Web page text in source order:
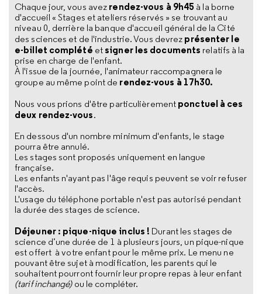
Chaque jour, vous avez rendez-vous à 9h45 à la borne
d'accueil « Stages et ateliers réservés » se trouvant au
niveau 0, derrière la banque d'accueil général de la Cité
des sciences et de l'industrie. Vous devrez présenter le
e-billet complété et signer les documents relatifs à la
prise en charge de l'enfant.
À l'issue de la journée, l'animateur raccompagnera le
groupe au même point de rendez-vous à 17h30.
Nous vous prions d'être particulièrement ponctuel à ces
deux rendez-vous.
En dessous d'un nombre minimum d'enfants, le stage
pourra être annulé.
Les stages sont proposés uniquement en langue
française.
Les enfants n'ayant pas l'âge requis peuvent se voir refuser
l'accès.
L'usage du téléphone portable n'est pas autorisé pendant
la durée des stages de science.
Déjeuner : pique-nique inclus ! Durant les stages de
science d’une durée de 1 à plusieurs jours, un pique-nique
est offert à votre enfant pour le même prix. Le menu ne
pouvant être sujet à modification, les parents qui le
souhaitent pourront fournir leur propre repas à leur enfant
(tarif inchangé) ou le compléter.